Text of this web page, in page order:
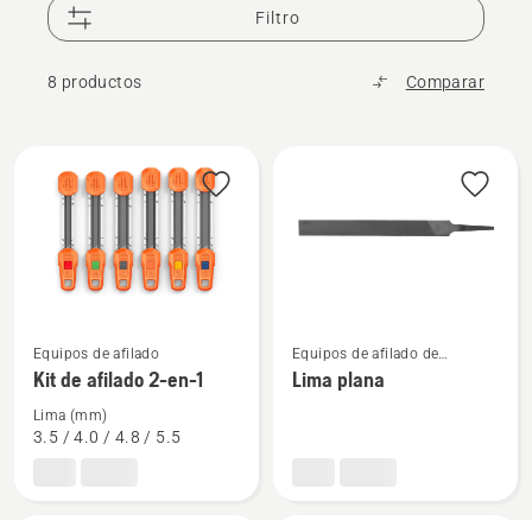
corte fiable.
Filtro
8 productos Comparar
productos
más
detalles
sobre
Kit
Equipos de afilado
Kit de afilado 2-en-1
Lima (mm)
3.5 / 4.0 / 4.8 / 5.5
más
detalles
Equipos de afilado de
motosierras
Lima plana